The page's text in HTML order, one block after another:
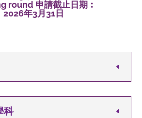
round 申請截止日期︰
2026年3月31日
科